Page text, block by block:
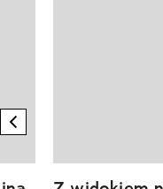
previous element